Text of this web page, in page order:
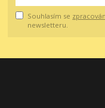
Souhlasím se
newsletteru.